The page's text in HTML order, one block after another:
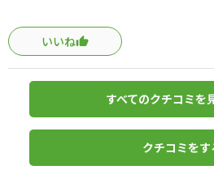
エースパターは、某ショップでの
イン初期モデルの軟鉄削り出しパ
ま自分に合っていたのか？このオ
良く入ってくれます。
ピン型とマレット型の中間といっ
ーを使っている方でもあまり身構
打感も、キャメロンパターのよう
いいね
すべてのクチコミを
クチコミをす